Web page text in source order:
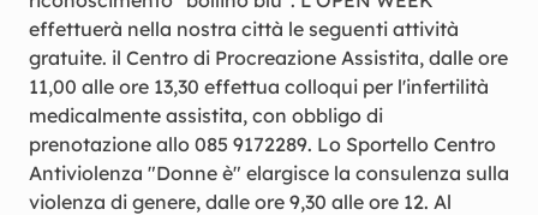
effettuerà nella nostra città le seguenti attività
gratuite. il Centro di Procreazione Assistita, dalle ore
11,00 alle ore 13,30 effettua colloqui per l'infertilità
medicalmente assistita, con obbligo di
prenotazione allo 085 9172289. Lo Sportello Centro
Antiviolenza "Donne è" elargisce la consulenza sulla
violenza di genere, dalle ore 9,30 alle ore 12. Al